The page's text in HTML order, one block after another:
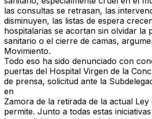
las consultas se retrasan, las
disminuyen, las listas de espera
hospitalarias se acortan sin olvidar la
sanitario o el cierre de camas,
Movimiento.
Todo eso ha sido denunciado con
puertas del Hospital Virgen de la
de prensa, solicitud ante la
en
Zamora de la retirada de la actual Ley
permite. Junto a todas estas